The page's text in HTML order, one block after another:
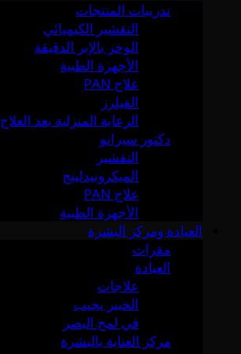
تدريبات المنتجات
التقشير الكيميائي
الوخز بالإبر الدقيقة
الأجهزة الطبية
علاج PAN
الفيلرز
الرعاية المنزلية بعد العلاج
دكتور سيرانو
التقشير
الميكرونيدلينج
علاج PAN
الأجهزة الطبية
العيادة ومركز البشرة
مقرات
العيادة
علاجات
الخبير يجيب
في لمح البصر
مركز العناية بالبشرة